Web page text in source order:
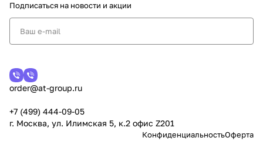
Подписаться на новости и акции
order@at-group.ru
+7 (499) 444-09-05
г. Москва, ул. Илимская 5, к.2 офис Z201
КонфиденциальностьОферта